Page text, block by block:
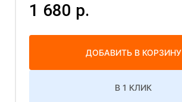
1 680 р.
ДОБАВИТЬ В КОРЗИНУ
В 1 КЛИК